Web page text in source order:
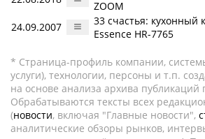
ZOOM
24.09.2007
33 счастья: кухонный
Essence HR-7765
* Страница-профиль компании,
услуги), технологии, персоны и т.п.
на основе анализа архива публикаций
Обрабатываются тексты всех
(новости, включая "Главные новости",
аналитические обзоры рынков,